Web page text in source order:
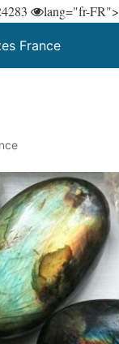
283 lang="fr-FR">
France